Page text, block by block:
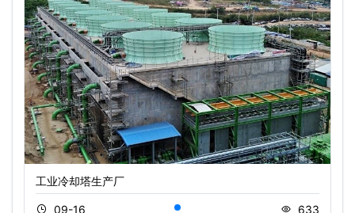
工业冷却塔生产厂
09-16 633